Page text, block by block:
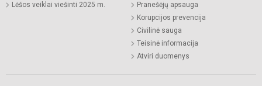
Lėšos veiklai viešinti 2025 m.
Pranešėjų apsauga
Korupcijos prevencija
Civilinė sauga
Teisinė informacija
Atviri duomenys